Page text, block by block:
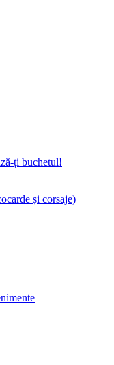
ți buchetul!
și corsaje)